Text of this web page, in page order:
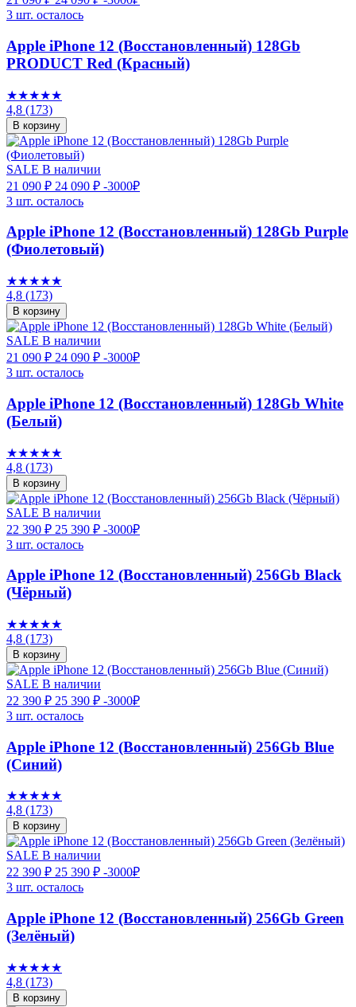
3 шт. осталось
Apple iPhone 12 (Восстановленный) 128Gb
PRODUCT Red (Красный)
★★★★★
4,8 (173)
В корзину
SALE В наличии
21 090 ₽ 24 090 ₽ -3000₽
3 шт. осталось
Apple iPhone 12 (Восстановленный) 128Gb Purple
(Фиолетовый)
★★★★★
4,8 (173)
В корзину
SALE В наличии
21 090 ₽ 24 090 ₽ -3000₽
3 шт. осталось
Apple iPhone 12 (Восстановленный) 128Gb White
(Белый)
★★★★★
4,8 (173)
В корзину
SALE В наличии
22 390 ₽ 25 390 ₽ -3000₽
3 шт. осталось
Apple iPhone 12 (Восстановленный) 256Gb Black
(Чёрный)
★★★★★
4,8 (173)
В корзину
SALE В наличии
22 390 ₽ 25 390 ₽ -3000₽
3 шт. осталось
Apple iPhone 12 (Восстановленный) 256Gb Blue
(Синий)
★★★★★
4,8 (173)
В корзину
SALE В наличии
22 390 ₽ 25 390 ₽ -3000₽
3 шт. осталось
Apple iPhone 12 (Восстановленный) 256Gb Green
(Зелёный)
★★★★★
4,8 (173)
В корзину